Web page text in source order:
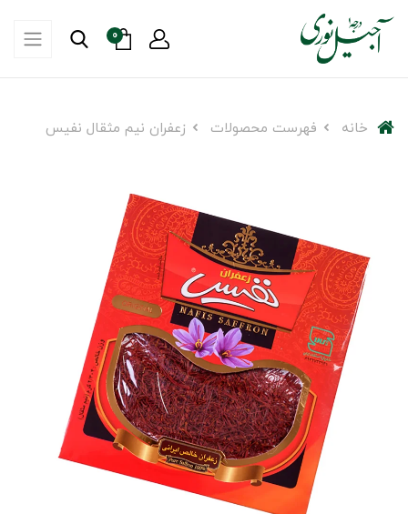
0
خانه فهرست محصولات زعفران نیم مثقال نفیس